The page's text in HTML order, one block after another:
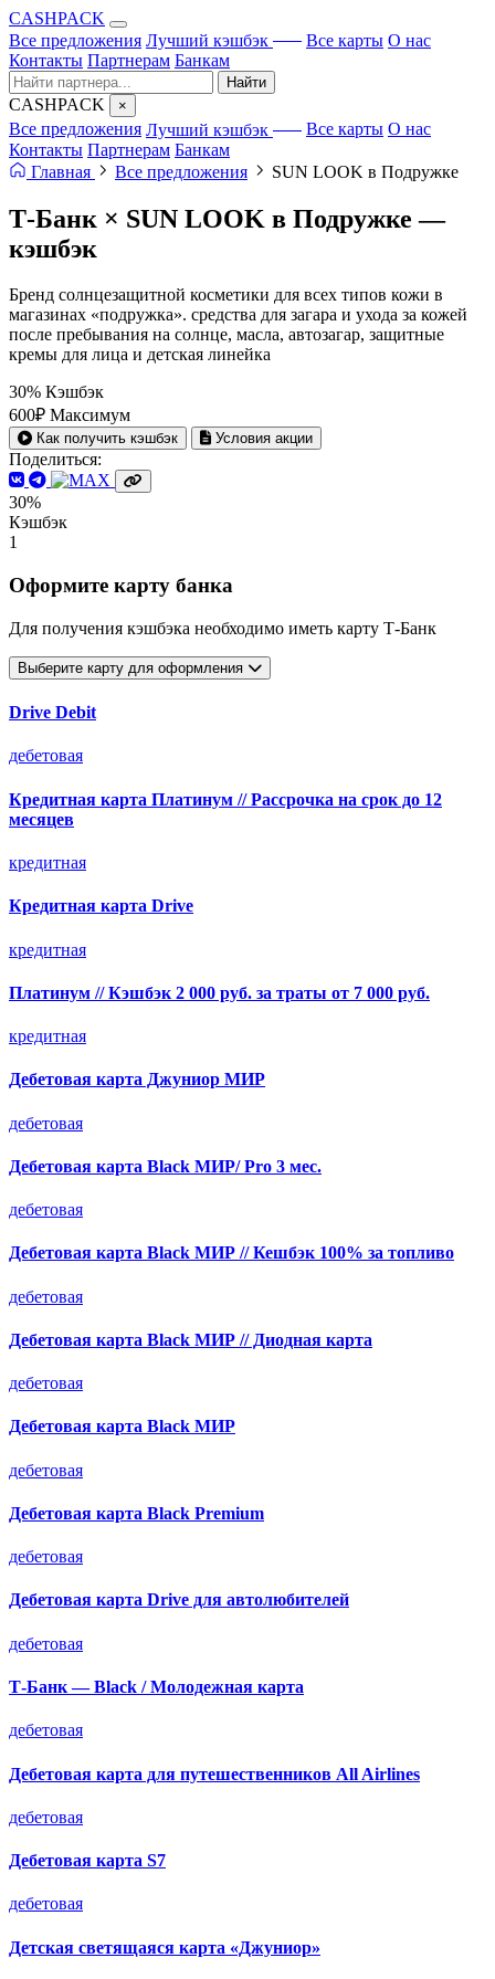
CASHPACK
Все предложения Лучший кэшбэк Все карты О нас
Контакты Партнерам Банкам
Найти
CASHPACK ×
Все предложения Лучший кэшбэк Все карты О нас
Контакты Партнерам Банкам
Главная
Все предложения SUN LOOK в Подружке
Т-Банк × SUN LOOK в Подружке —
кэшбэк
Бренд солнцезащитной косметики для всех типов кожи в
магазинах «подружка». средства для загара и ухода за кожей
после пребывания на солнце, масла, автозагар, защитные
кремы для лица и детская линейка
30% Кэшбэк
600₽ Максимум
Как получить кэшбэк Условия акции
Поделиться:
30%
Кэшбэк
1
Оформите карту банка
Для получения кэшбэка необходимо иметь карту Т-Банк
Выберите карту для оформления
Drive Debit
дебетовая
Кредитная карта Платинум // Рассрочка на срок до 12
месяцев
кредитная
Кредитная карта Drive
кредитная
Платинум // Кэшбэк 2 000 руб. за траты от 7 000 руб.
кредитная
Дебетовая карта Джуниор МИР
дебетовая
Дебетовая карта Black МИР/ Pro 3 мес.
дебетовая
Дебетовая карта Black МИР // Кешбэк 100% за топливо
дебетовая
Дебетовая карта Black МИР // Диодная карта
дебетовая
Дебетовая карта Black МИР
дебетовая
Дебетовая карта Black Premium
дебетовая
Дебетовая карта Drive для автолюбителей
дебетовая
Т-Банк — Black / Молодежная карта
дебетовая
Дебетовая карта для путешественников All Airlines
дебетовая
Дебетовая карта S7
дебетовая
Детская светящаяся карта «Джуниор»